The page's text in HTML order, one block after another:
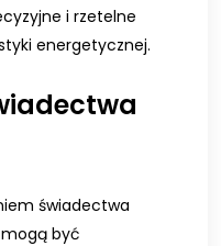
i rzetelne
energetycznej.
świadectwa
być